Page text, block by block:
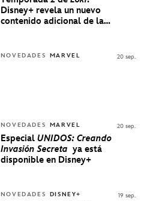
Disney+ revela un nuevo
contenido adicional de la
NOVEDADES MARVEL 20 sep.
NOVEDADES MARVEL
Especial UNIDOS: Creando
Invasión Secreta ya está
disponible en Disney+
20 sep.
NOVEDADES DISNEY+ 19 sep.